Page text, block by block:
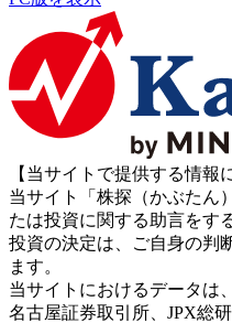
【当サイトで提供する情報
当サイト「株探（かぶたん
たは投資に関する助言をす
投資の決定は、ご自身の判
ます。
当サイトにおけるデータは
名古屋証券取引所、JPX総